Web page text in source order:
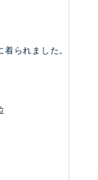
られました。